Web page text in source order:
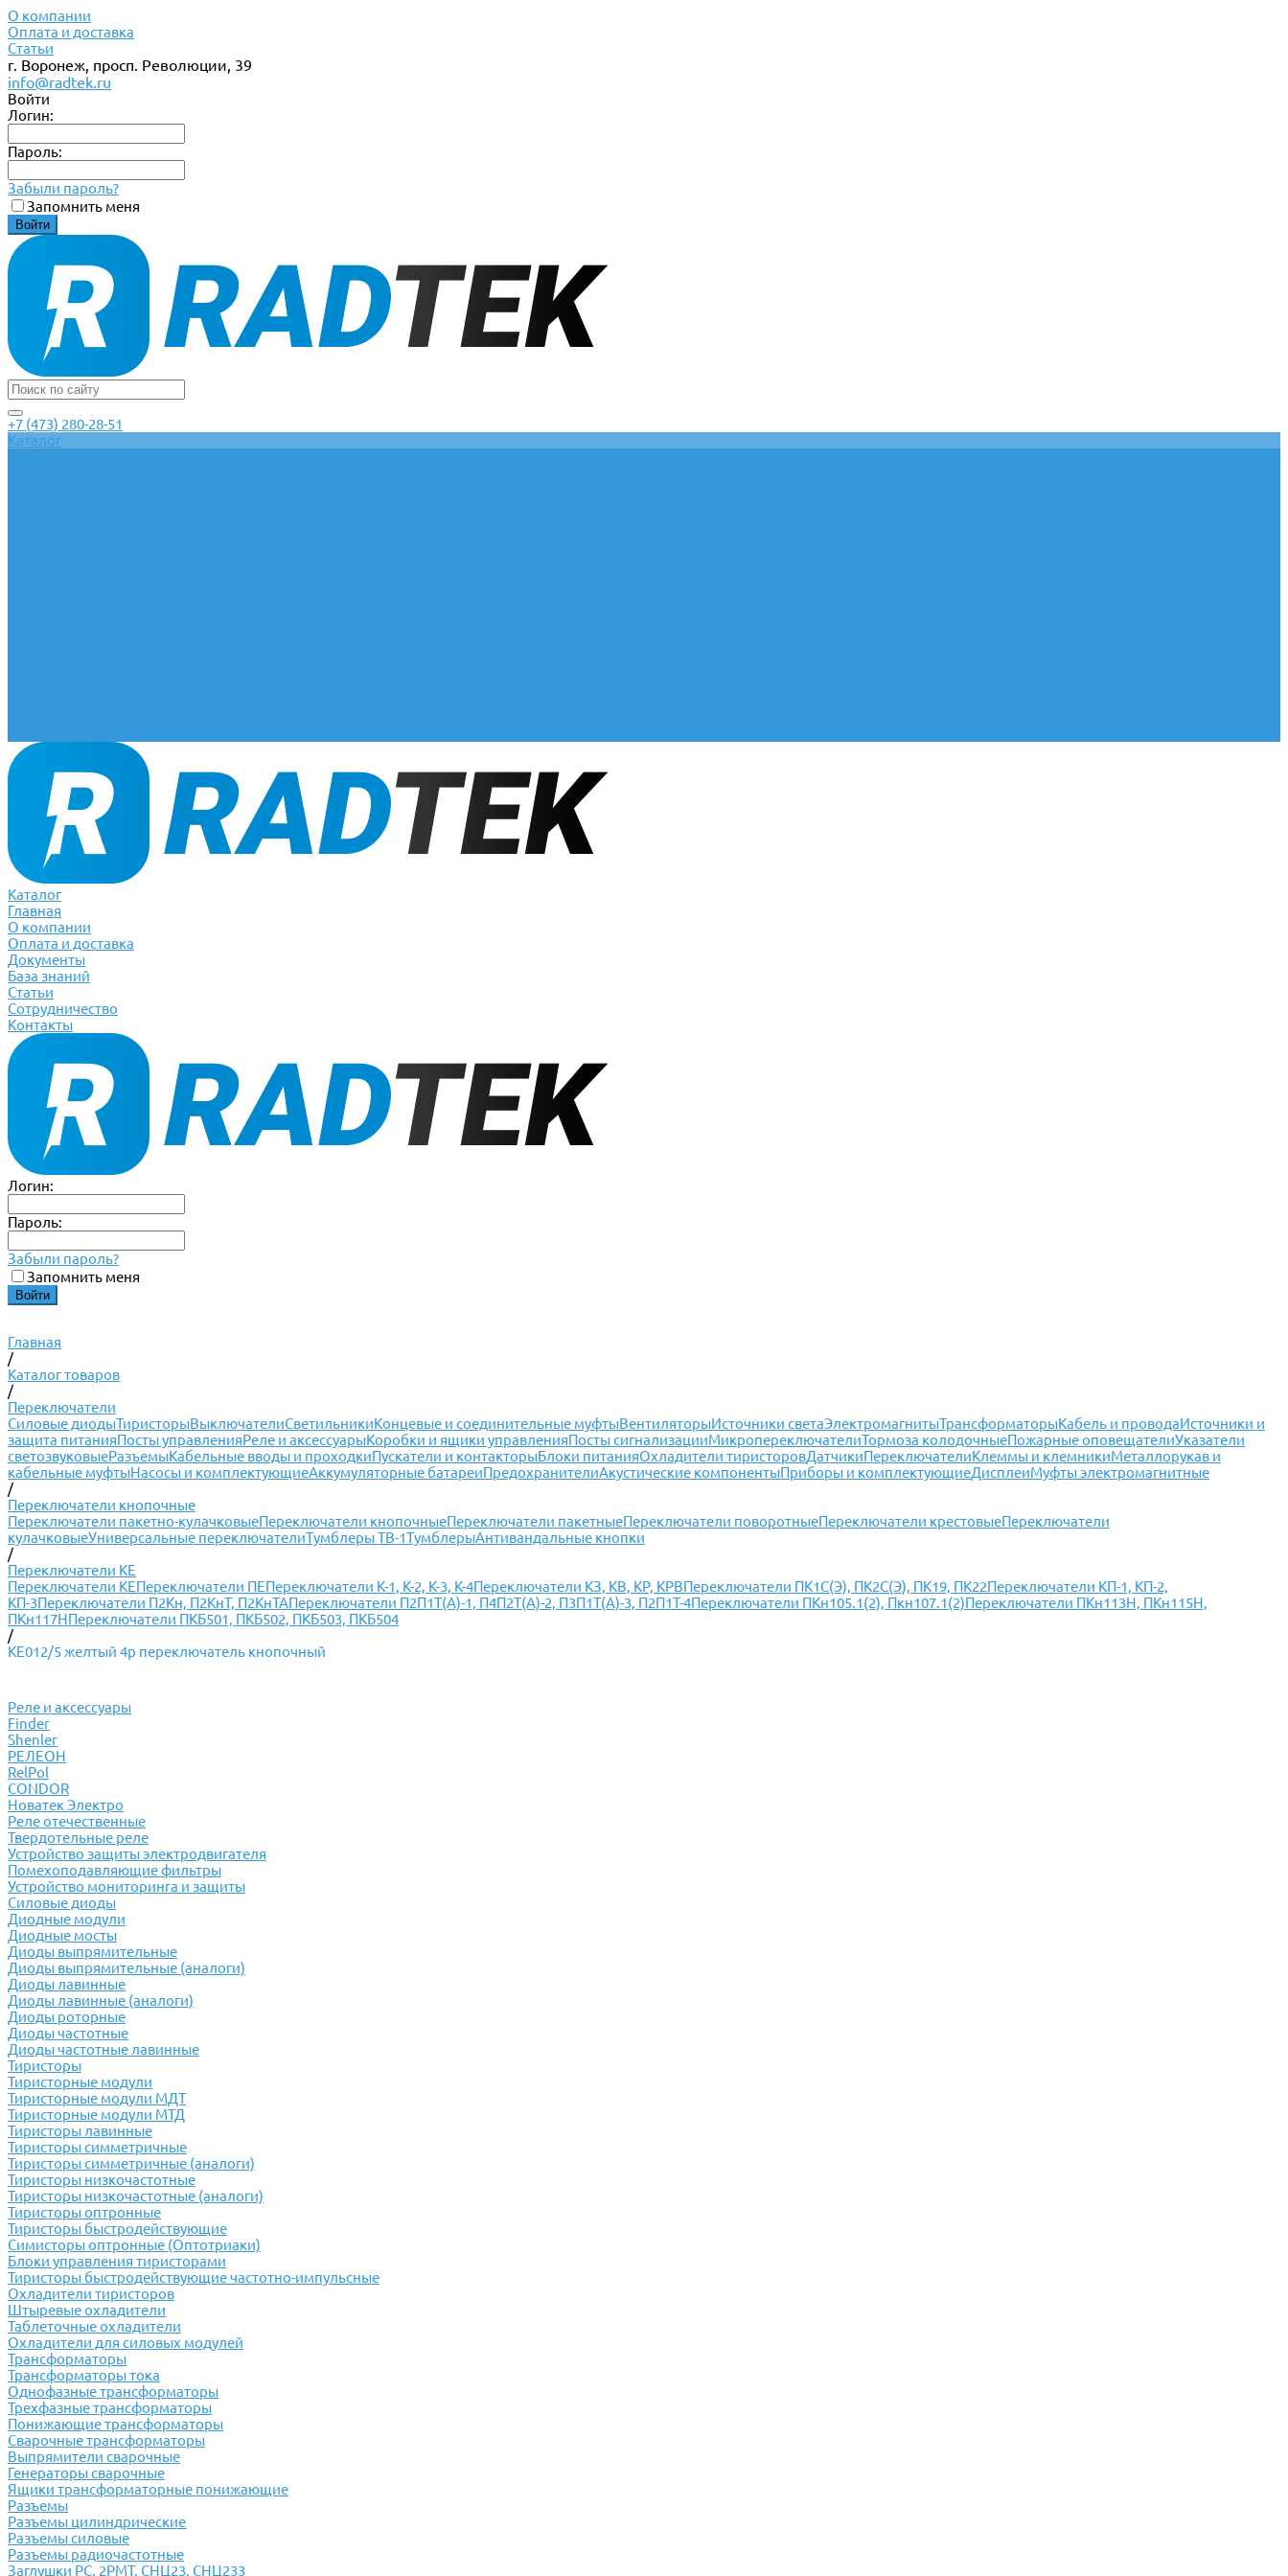
О компании
Оплата и доставка
Статьи
г. Воронеж, просп. Революции, 39
info@radtek.ru
Войти
Логин:
Пароль:
Забыли пароль?
Запомнить меня
+7 (473) 280-28-51
Каталог
Каталог
Главная
О компании
Оплата и доставка
Документы
База знаний
Статьи
Сотрудничество
Контакты
Логин:
Пароль:
Забыли пароль?
Запомнить меня
Главная
/
Каталог товаров
/
Переключатели
Силовые диодыТиристорыВыключателиСветильникиКонцевые и соединительные муфтыВентиляторыИсточники светаЭлектромагнитыТрансформаторыКабель и проводаИсточники и
защита питанияПосты управленияРеле и аксессуарыКоробки и ящики управленияПосты сигнализацииМикропереключателиТормоза колодочныеПожарные оповещателиУказатели
светозвуковыеРазъемыКабельные вводы и проходкиПускатели и контакторыБлоки питанияОхладители тиристоровДатчикиПереключателиКлеммы и клемникиМеталлорукав и
кабельные муфтыНасосы и комплектующиеАккумуляторные батареиПредохранителиАкустические компонентыПриборы и комплектующиеДисплеиМуфты электромагнитные
/
Переключатели кнопочные
Переключатели пакетно-кулачковыеПереключатели кнопочныеПереключатели пакетныеПереключатели поворотныеПереключатели крестовыеПереключатели
кулачковыеУниверсальные переключателиТумблеры ТВ-1ТумблерыАнтивандальные кнопки
/
Переключатели КЕ
Переключатели КЕПереключатели ПЕПереключатели К-1, К-2, К-3, К-4Переключатели КЗ, КВ, КР, КРВПереключатели ПК1С(Э), ПК2С(Э), ПК19, ПК22Переключатели КП-1, КП-2,
КП-3Переключатели П2Кн, П2КнТ, П2КнТАПереключатели П2П1Т(А)-1, П4П2Т(А)-2, П3П1Т(А)-3, П2П1Т-4Переключатели ПКн105.1(2), Пкн107.1(2)Переключатели ПКн113Н, ПКн115Н,
ПКн117НПереключатели ПКБ501, ПКБ502, ПКБ503, ПКБ504
/
КЕ012/5 желтый 4р переключатель кнопочный
Реле и аксессуары
Finder
Shenler
РЕЛЕОН
RelPol
CONDOR
Новатек Электро
Реле отечественные
Твердотельные реле
Устройство защиты электродвигателя
Помехоподавляющие фильтры
Устройство мониторинга и защиты
Силовые диоды
Диодные модули
Диодные мосты
Диоды выпрямительные
Диоды выпрямительные (аналоги)
Диоды лавинные
Диоды лавинные (аналоги)
Диоды роторные
Диоды частотные
Диоды частотные лавинные
Тиристоры
Тиристорные модули
Тиристорные модули МДТ
Тиристорные модули МТД
Тиристоры лавинные
Тиристоры симметричные
Тиристоры симметричные (аналоги)
Тиристоры низкочастотные
Тиристоры низкочастотные (аналоги)
Тиристоры оптронные
Тиристоры быстродействующие
Симисторы оптронные (Оптотриаки)
Блоки управления тиристорами
Тиристоры быстродействующие частотно-импульсные
Охладители тиристоров
Штыревые охладители
Таблеточные охладители
Охладители для силовых модулей
Трансформаторы
Трансформаторы тока
Однофазные трансформаторы
Трехфазные трансформаторы
Понижающие трансформаторы
Сварочные трансформаторы
Выпрямители сварочные
Генераторы сварочные
Ящики трансформаторные понижающие
Разъемы
Разъемы цилиндрические
Разъемы силовые
Разъемы радиочастотные
Заглушки РС, 2РМТ, СНЦ23, СНЦ233